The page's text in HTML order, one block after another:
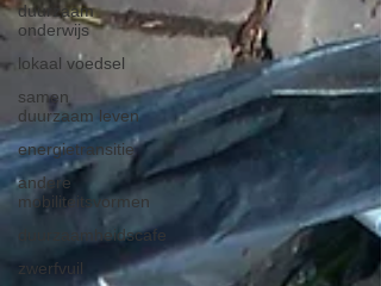
duurzaam
onderwijs
lokaal voedsel
samen
duurzaam leven
energietransitie
andere
mobiliteitsvormen
duurzaamheidscafe
zwerfvuil